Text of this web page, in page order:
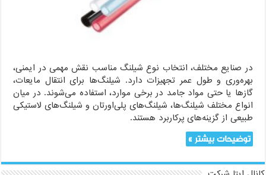
در صنایع مختلف، انتخاب نوع شیلنگ مناسب نقش مهمی در ایمنی،
بهره‌وری و طول عمر تجهیزات دارد. شیلنگ‌ها برای انتقال مایعات،
گازها یا حتی مواد جامد در برخی موارد، استفاده می‌شوند. در میان
انواع مختلف شیلنگ‌ها، شیلنگ‌های پلی‌اورتان و شیلنگ‌های لاستیکی
طبیعی از گزینه‌های پرکاربرد هستند.
توضیحات بیشتر »